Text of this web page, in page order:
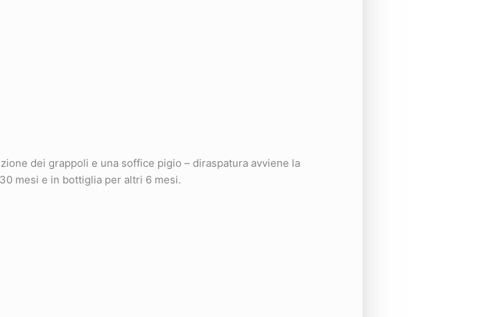
dei grappoli e una soffice pigio – diraspatura avviene la
mesi e in bottiglia per altri 6 mesi.